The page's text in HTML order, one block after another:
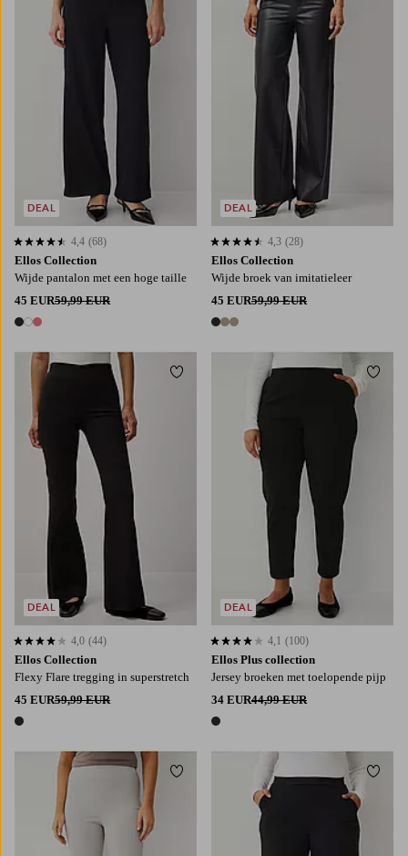
Ellos Collection
Wijde pantalon met een hoge taille
45 EUR59,99 EUR
3 kleuren
4,4 op basis van 68 beoordelingen
4,4 (68)
DEAL
Ellos Collection
Wijde broek van imitatieleer
45 EUR59,99 EUR
3 kleuren
4,3 op basis van 28 beoordelingen
4,3 (28)
DEAL
Ellos Collection
Flexy Flare tregging in superstretch
45 EUR59,99 EUR
1 kleur
4,0 op basis van 44 beoordelingen
4,0 (44)
DEAL
Toevoegen aan favorieten
Ellos Plus collection
Jersey broeken met toelopende pijp
34 EUR44,99 EUR
1 kleur
4,1 op basis van 100 beoordelingen
4,1 (100)
DEAL
Toevoegen aan favorieten